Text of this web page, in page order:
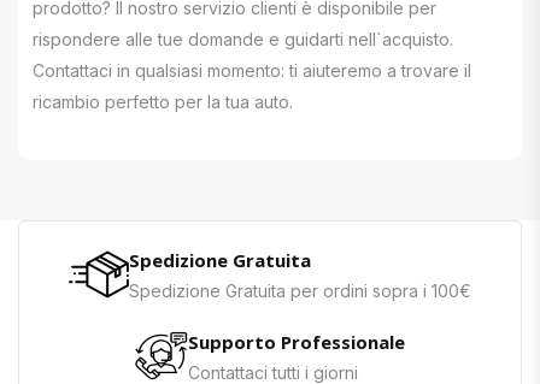
prodotto? Il nostro servizio clienti è disponibile per
rispondere alle tue domande e guidarti nell`acquisto.
Contattaci in qualsiasi momento: ti aiuteremo a trovare il
ricambio perfetto per la tua auto.
Spedizione Gratuita
Spedizione Gratuita per ordini sopra i 100€
Supporto Professionale
Contattaci tutti i giorni